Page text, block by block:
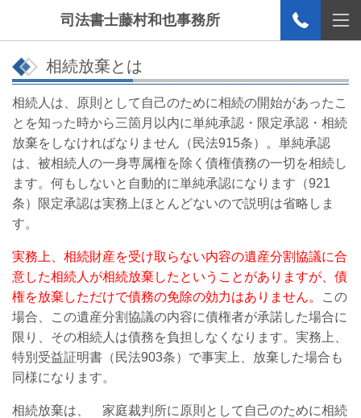
司法書士藤村和也事務所
相続放棄とは
相続人は、原則として自己のために相続の開始があったこ
とを知った時から三箇月以内に単純承認・限定承認・相続
放棄をしなければなりません（民法915条）。単純承認
は、被相続人の一身専属権を除く債権債務の一切を相続し
ます。何もしないと自動的に単純承認になります（921
条）限定承認は実務上ほとんどないので説明は省略しま
す。
実務上、相続財産を受け取らない内容の遺産分割協議に合
意した相続人が相続放棄したということがありますが、債
権を放棄しただけで債務の免除の効力はありません。
この
場合、この遺産分割協議の内容に債権者が承諾した場合に
限り、その相続人は債務を負担しなくなります。実務上、
特別受益証明書（民法903条）で事実上、放棄した場合も
同様になります。
相続放棄は、 家庭裁判所に原則として自己のために相続